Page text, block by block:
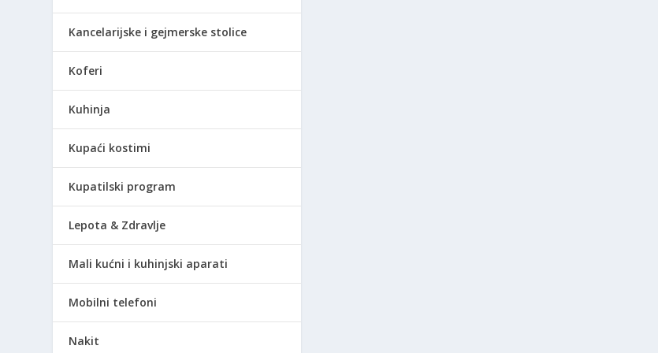
Kancelarijske i gejmerske stolice
Koferi
Kuhinja
Kupaći kostimi
Kupatilski program
Lepota & Zdravlje
Mali kućni i kuhinjski aparati
Mobilni telefoni
Nakit